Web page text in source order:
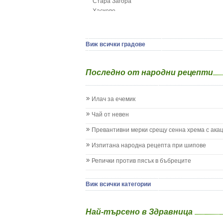
Гърч
Детски диабет
Жълтеница
Запек на бебето и детето
Кашлица при бебето и детето
Колики
Менингит
Млечница
Нощно напикаване - енуреза
Плач
Хасково
Виж всички градове
Последно от народни рецепти
Илач за ечемик
Чай от невен
Превантивни мерки срещу сенна хрема с
Изпитана народна рецепта при шипове
Репички против пясък в бъбреците
Виж всички категории
Най-търсено в Здравница